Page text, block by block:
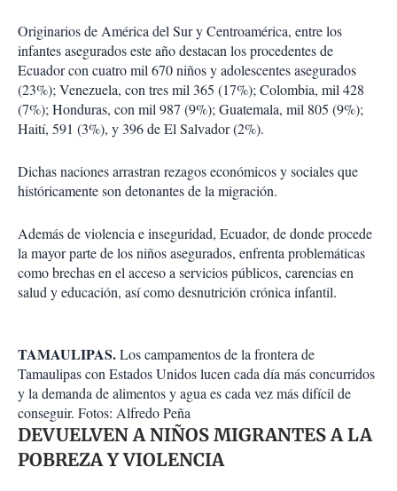
Originarios de América del Sur y Centroamérica, entre los
infantes asegurados este año destacan los procedentes de
Ecuador con cuatro mil 670 niños y adolescentes asegurados
(23%); Venezuela, con tres mil 365 (17%); Colombia, mil 428
(7%); Honduras, con mil 987 (9%); Guatemala, mil 805 (9%);
Haití, 591 (3%), y 396 de El Salvador (2%).
Dichas naciones arrastran rezagos económicos y sociales que
históricamente son detonantes de la migración.
Además de violencia e inseguridad, Ecuador, de donde procede
la mayor parte de los niños asegurados, enfrenta problemáticas
como brechas en el acceso a servicios públicos, carencias en
salud y educación, así como desnutrición crónica infantil.
TAMAULIPAS.Los campamentos de la frontera de
Tamaulipas con Estados Unidos lucen cada día más concurridos
y la demanda de alimentos y agua es cada vez más difícil de
conseguir. Fotos: Alfredo Peña
DEVUELVEN A NIÑOS MIGRANTES A LA
POBREZA Y VIOLENCIA